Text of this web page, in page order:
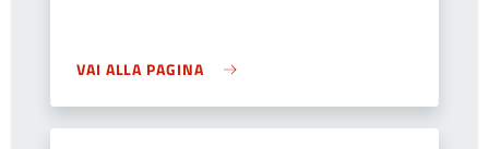
VAI ALLA PAGINA